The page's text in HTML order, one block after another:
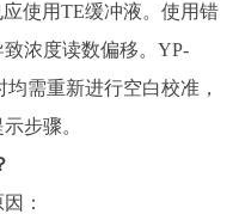
使用TE缓冲液。使用错
浓度读数偏移。YP-
需重新进行空白校准，
步骤。
：